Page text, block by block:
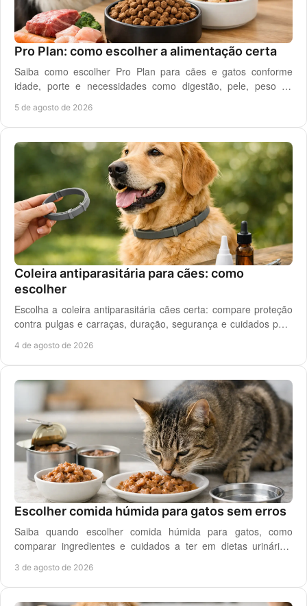
Pro Plan: como escolher a alimentação certa
Saiba como escolher Pro Plan para cães e gatos conforme
idade, porte e necessidades como digestão, pele, peso ou
5 de agosto de 2026
Coleira antiparasitária para cães: como
escolher
Escolha a coleira antiparasitária cães certa: compare proteção
contra pulgas e carraças, duração, segurança e cuidados para
4 de agosto de 2026
Escolher comida húmida para gatos sem erros
Saiba quando escolher comida húmida para gatos, como
comparar ingredientes e cuidados a ter em dietas urinárias,
3 de agosto de 2026